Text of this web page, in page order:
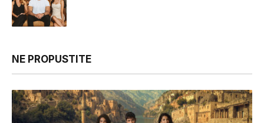
NE PROPUSTITE